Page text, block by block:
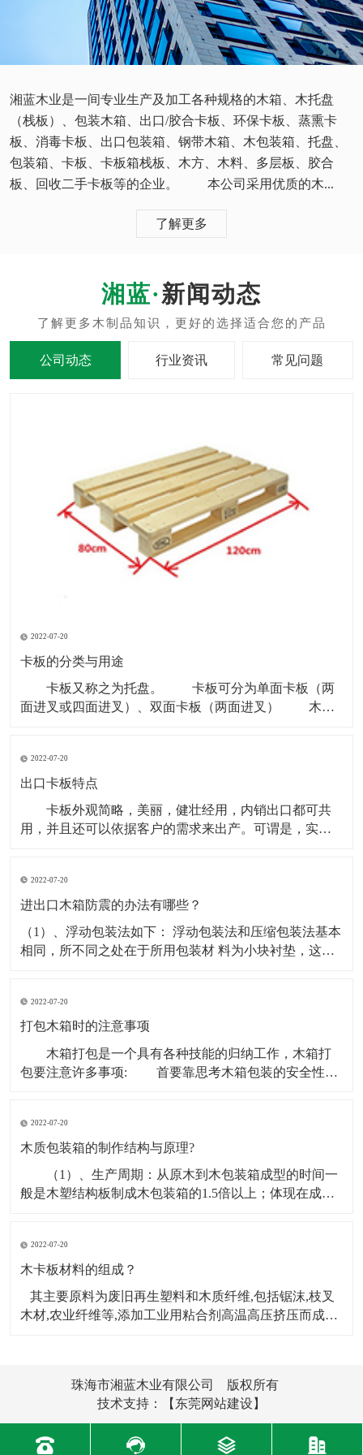
湘蓝木业是一间专业生产及加工各种规格的木箱、木托盘
（栈板）、包装木箱、出口/胶合卡板、环保卡板、蒸熏卡
板、消毒卡板、出口包装箱、钢带木箱、木包装箱、托盘、
包装箱、卡板、卡板箱栈板、木方、木料、多层板、胶合
板、回收二手卡板等的企业。 本公司采用优质的木...
了解更多
新闻动态
公司动态 行业资讯 常见问题
2022-07-20
卡板的分类与用途
卡板又称之为托盘。 卡板可分为单面卡板（两
面进叉或四面进叉）、双面卡板（两面进叉） 木卡
量不同。产品蓝色为主，其它颜色可定做。 塑料卡
板使用形式：有两面进叉也有四面进叉，适合平地使用
2022-07-20
出口卡板特点
卡板外观简略，美丽，健壮经用，内销出口都可共
用，并且还可以依据客户的需求来出产。可谓是，实用
卡板是为便利出口用的，卡板出口不需熏蒸消毒，出口
资料做出的木箱可直接出口到外地外国.因为具有其可以
2022-07-20
进出口木箱防震的办法有哪些？
（1）、浮动包装法如下： 浮动包装法和压缩包装法基本
相同，所不同之处在于所用包装材 料为小块衬垫，这些
箱的用包装材料把易碎物品填塞起来或进行加固 ，这样
可以吸收振动或冲击的能量，并将其引导到产品强度
2022-07-20
打包木箱时的注意事项
木箱打包是一个具有各种技能的归纳工作，木箱打
包要注意许多事项: 首要靠思考木箱包装的安全性和
木箱打包之前要先上门丈量标准，其非有必要查询机器
设备的底座组织，看底座是带轮子的仍是脚杯的，假定
2022-07-20
木质包装箱的制作结构与原理?
（1）、生产周期：从原木到木包装箱成型的时间一
般是木塑结构板制成木包装箱的1.5倍以上；体现在成本
变，用原木制箱10人完成的量，而用木塑结构板制箱则
只需3人即可完成，节约人工工资约70%，同时
2022-07-20
木卡板材料的组成？
其主要原料为废旧再生塑料和木质纤维,包括锯沫,枝叉
木材,农业纤维等,添加工业用粘合剂高温高压挤压而成。
木卡板的材料由珠海市湘蓝木业有限公司 版权所有
技术支持：
【东莞网站建设】